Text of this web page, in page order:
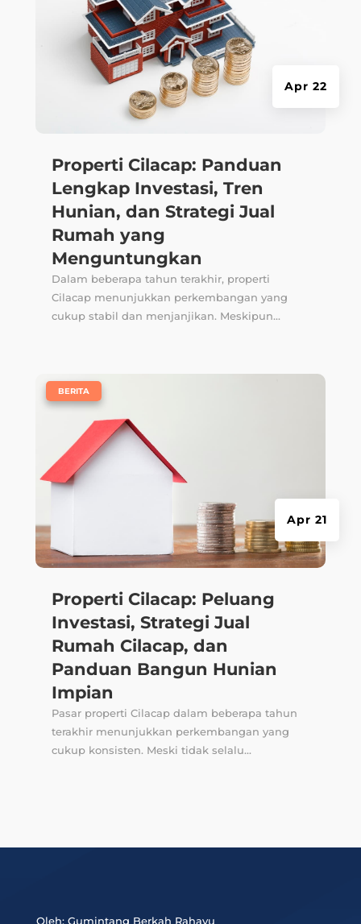
Properti Cilacap: Panduan
Lengkap Investasi, Tren
Hunian, dan Strategi Jual
Rumah yang
Menguntungkan
Apr 22
Dalam beberapa tahun terakhir, properti
Cilacap menunjukkan perkembangan yang
cukup stabil dan menjanjikan. Meskipun...
Properti Cilacap: Peluang
Investasi, Strategi Jual
Rumah Cilacap, dan
Panduan Bangun Hunian
Impian
Apr 21
BERITA
Pasar properti Cilacap dalam beberapa tahun
terakhir menunjukkan perkembangan yang
cukup konsisten. Meski tidak selalu...
Oleh: Gumintang Berkah Rahayu